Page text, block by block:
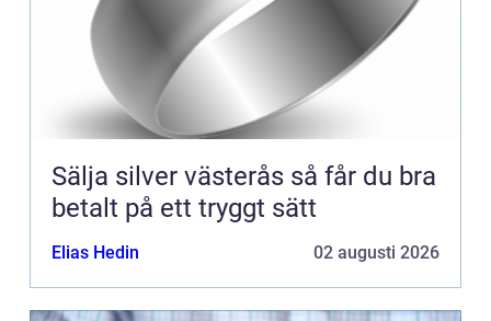
Sälja silver västerås så får du bra
betalt på ett tryggt sätt
Elias Hedin 02 augusti 2026